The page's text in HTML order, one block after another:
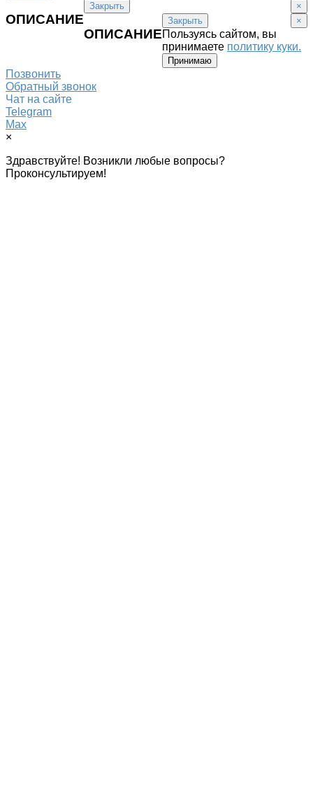
ОПИСАНИЕ
×
Закрыть
ОПИСАНИЕ
×
Закрыть
Пользуясь сайтом, вы
принимаете политику куки.
Принимаю
Позвонить
Обратный звонок
Чат на сайте
Telegram
Max
×
Здравствуйте! Возникли любые вопросы?
Проконсультируем!